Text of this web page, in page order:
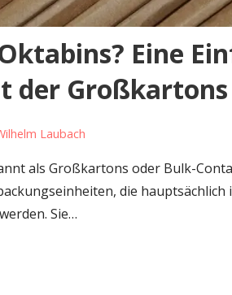
Eine
der Großkartons
Laubach
als Großkartons oder Bulk-
die hauptsächlich
Sie…